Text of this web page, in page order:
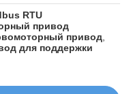
RTU
привод
привод
для поддержки